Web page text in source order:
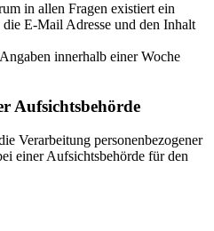
in allen Fragen existiert ein
E-Mail Adresse und den Inhalt
innerhalb einer Woche
Aufsichtsbehörde
Verarbeitung personenbezogener
einer Aufsichtsbehörde für den